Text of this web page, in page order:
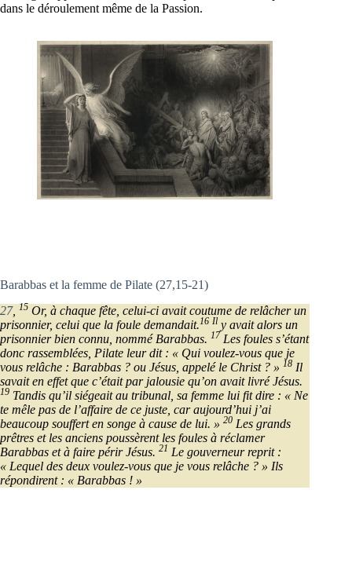
dans le déroulement même de la Passion.
Barabbas et la femme de Pilate (27,15-21)
27, 15 Or, à chaque fête, celui-ci avait coutume de relâcher un
prisonnier, celui que la foule demandait.16 Il y avait alors un
prisonnier bien connu, nommé Barabbas. 17 Les foules s’étant
donc rassemblées, Pilate leur dit : « Qui voulez-vous que je
vous relâche : Barabbas ? ou Jésus, appelé le Christ ? » 18 Il
savait en effet que c’était par jalousie qu’on avait livré Jésus.
19 Tandis qu’il siégeait au tribunal, sa femme lui fit dire : « Ne
te mêle pas de l’affaire de ce juste, car aujourd’hui j’ai
beaucoup souffert en songe à cause de lui. » 20 Les grands
prêtres et les anciens poussèrent les foules à réclamer
Barabbas et à faire périr Jésus. 21 Le gouverneur reprit :
« Lequel des deux voulez-vous que je vous relâche ? » Ils
répondirent : « Barabbas ! »